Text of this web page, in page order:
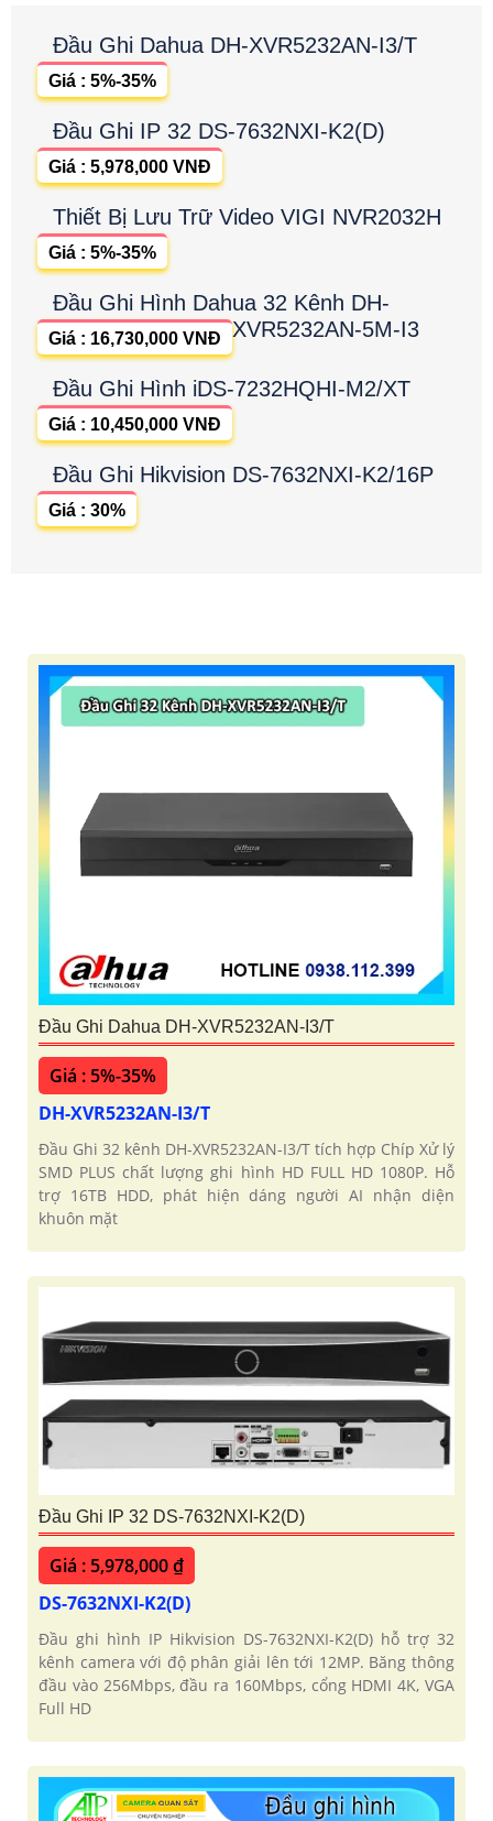
Đầu Ghi Dahua DH-XVR5232AN-I3/T
Giá : 5%-35%
Đầu Ghi IP 32 DS-7632NXI-K2(D)
Giá : 5,978,000 VNĐ
Thiết Bị Lưu Trữ Video VIGI NVR2032H
Giá : 5%-35%
Đầu Ghi Hình Dahua 32 Kênh DH-
XVR5232AN-5M-I3
Giá : 16,730,000 VNĐ
Đầu Ghi Hình iDS-7232HQHI-M2/XT
Giá : 10,450,000 VNĐ
Đầu Ghi Hikvision DS-7632NXI-K2/16P
Giá : 30%
Đầu Ghi Dahua DH-XVR5232AN-I3/T
Giá : 5%-35%
DH-XVR5232AN-I3/T
Đầu Ghi 32 kênh DH-XVR5232AN-I3/T tích hợp Chíp Xử lý
SMD PLUS chất lượng ghi hình HD FULL HD 1080P. Hỗ
trợ 16TB HDD, phát hiện dáng người AI nhận diện
khuôn mặt
Đầu Ghi IP 32 DS-7632NXI-K2(D)
Giá : 5,978,000 ₫
DS-7632NXI-K2(D)
Đầu ghi hình IP Hikvision DS-7632NXI-K2(D) hỗ trợ 32
kênh camera với độ phân giải lên tới 12MP. Băng thông
đầu vào 256Mbps, đầu ra 160Mbps, cổng HDMI 4K, VGA
Full HD